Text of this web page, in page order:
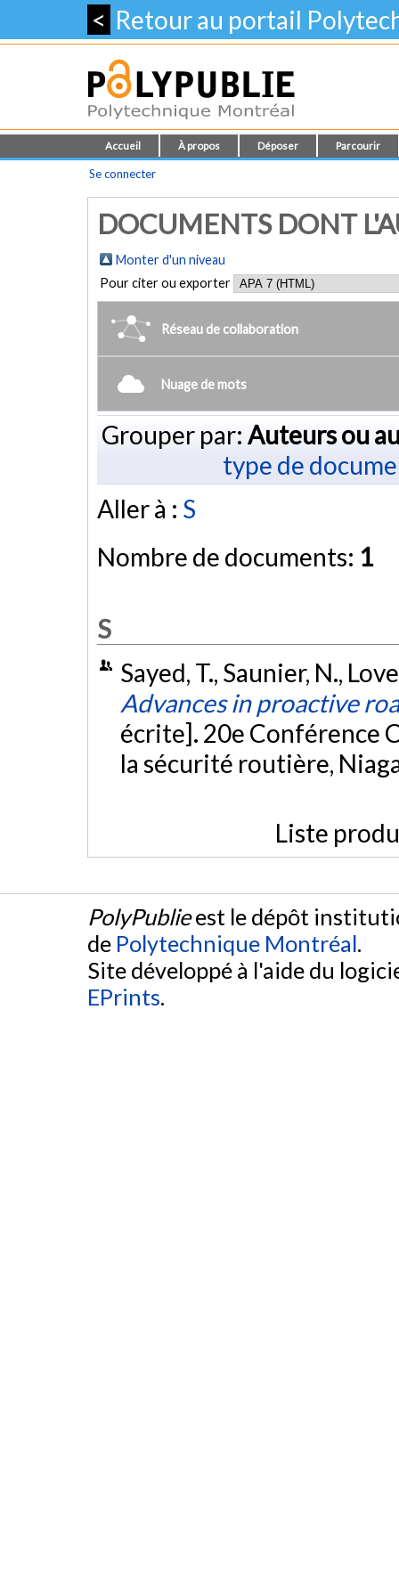
< Retour au portail
Accueil À propos Déposer Parcourir
Se connecter
DOCUMENTS DONT
Monter d'un niveau
Pour citer ou exporter
Réseau de collaboration
Nuage de mots
Grouper par: Auteurs ou
type de
Aller à : S
Nombre de documents: 1
S
Sayed, T., Saunier, N.,
Advances in proactive
écrite]. 20e Conférence
la sécurité routière,
Liste
PolyPublieest le dépôt
de Polytechnique Montréal.
Site développé à l'aide du
EPrints.